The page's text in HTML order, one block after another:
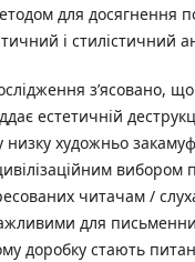
для досягнення
і стилістичний
з’ясовано,
естетичній
низку художньо
вибором
читачам /
для
доробку стають